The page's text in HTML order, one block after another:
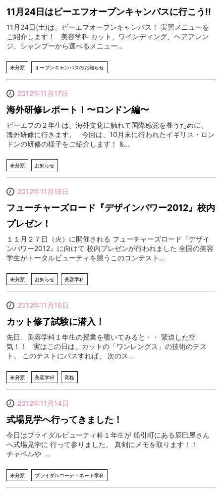
11月24日はビーエフオープンキャンパスに行こう!!
11月24日(土)は、ビーエフオープンキャンパス！ 実習メニューを
ご紹介します！ 美容学科 カット、ワインディング、ヘアアレン
ジ、シャンプーから選べるメニュー…
未分類 オープンキャンパスのお知らせ
2012年11月17日
海外研修レポート！〜ロンドン編〜
ビーエフの２年生は、海外文化に触れて国際感覚を養うために、
海外研修に行きます。 今回は、10月末に行われたイギリス・ロン
ドンの研修の様子をご紹介します！ &…
未分類 お知らせ
2012年11月16日
フューチャーズロード『デザインパワー2012』校内
プレゼン！
１１月２７日（火）に開催される フューチャーズロード『デザイ
ンパワー2012』に向けて 校内プレゼンが行われました 全国の美容
学生がトータルビューティを競うこのコンテスト…
未分類 お知らせ 美容学科
2012年11月16日
カット修了試験に潜入！
先日、美容学科１年生の授業を覗いてみると・・ 緊迫した空
気！！ 実はこの日は、カットの「ワンレングス」の技術のテス
ト。 このテストにパスすれば、 次のス…
未分類 美容学科 資格
2012年11月14日
式場見学へ行ってきました！
今日はブライダルビューティ科１年生が 船引町にある辰巳屋さん
へ式場見学に 行って参りました。 真剣にメモを取ります！！
チャペルや …
未分類 ブライダルコーディネート学科